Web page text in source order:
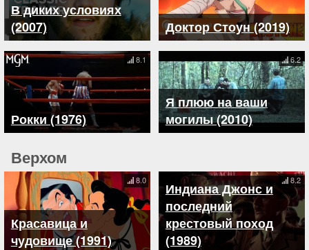
В диких условиях
(2007)
Доктор Стоун (2019)
Рокки (1976)
8.1
Я плюю на ваши
могилы (2010)
6.2
Верхом
Красавица и
чудовище (1991)
8.0
Индиана Джонс и
последний
крестовый поход
(1989)
8.2